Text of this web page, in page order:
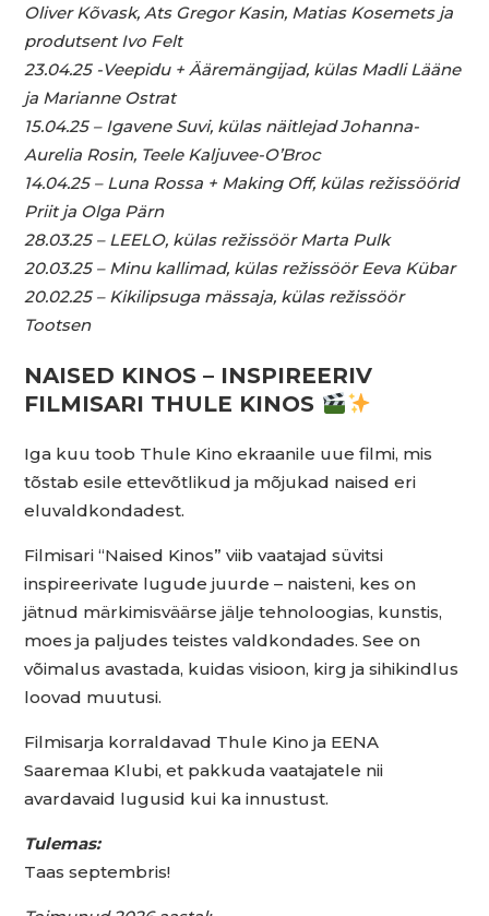
Oliver Kõvask, Ats Gregor Kasin, Matias Kosemets ja
produtsent Ivo Felt
23.04.25 -Veepidu + Ääremängijad, külas Madli Lääne
ja Marianne Ostrat
15.04.25 – Igavene Suvi, külas näitlejad Johanna-
Aurelia Rosin, Teele Kaljuvee-O’Broc
14.04.25 – Luna Rossa + Making Off, külas režissöörid
Priit ja Olga Pärn
28.03.25 – LEELO, külas režissöör Marta Pulk
20.03.25 – Minu kallimad, külas režissöör Eeva Kübar
20.02.25 – Kikilipsuga mässaja, külas režissöör
Tootsen
NAISED KINOS – INSPIREERIV
FILMISARI THULE KINOS
Iga kuu toob Thule Kino ekraanile uue filmi, mis
tõstab esile ettevõtlikud ja mõjukad naised eri
eluvaldkondadest.
Filmisari “Naised Kinos” viib vaatajad süvitsi
inspireerivate lugude juurde – naisteni, kes on
jätnud märkimisväärse jälje tehnoloogias, kunstis,
moes ja paljudes teistes valdkondades. See on
võimalus avastada, kuidas visioon, kirg ja sihikindlus
loovad muutusi.
Filmisarja korraldavad Thule Kino ja EENA
Saaremaa Klubi, et pakkuda vaatajatele nii
avardavaid lugusid kui ka innustust.
Tulemas:
Taas septembris!